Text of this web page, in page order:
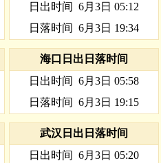
日出时间 6月3日 05:12
日落时间 6月3日 19:34
海口日出日落时间
日出时间 6月3日 05:58
日落时间 6月3日 19:15
武汉日出日落时间
日出时间 6月3日 05:20